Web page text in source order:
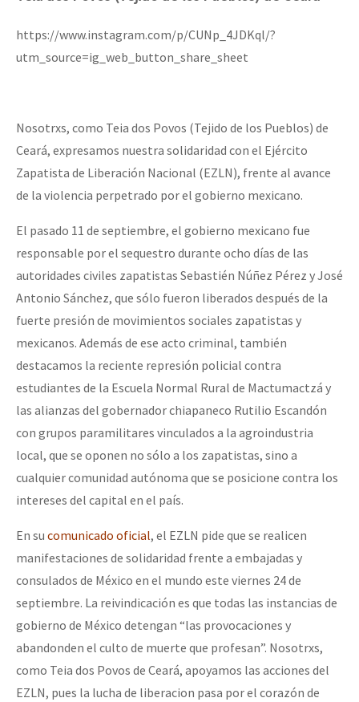
https://www.instagram.com/p/CUNp_4JDKql/?
utm_source=ig_web_button_share_sheet
Nosotrxs, como Teia dos Povos (Tejido de los Pueblos) de
Ceará, expresamos nuestra solidaridad con el Ejército
Zapatista de Liberación Nacional (EZLN), frente al avance
de la violencia perpetrado por el gobierno mexicano.
El pasado 11 de septiembre, el gobierno mexicano fue
responsable por el sequestro durante ocho días de las
autoridades civiles zapatistas Sebastién Núñez Pérez y José
Antonio Sánchez, que sólo fueron liberados después de la
fuerte presión de movimientos sociales zapatistas y
mexicanos. Además de ese acto criminal, también
destacamos la reciente represión policial contra
estudiantes de la Escuela Normal Rural de Mactumactzá y
las alianzas del gobernador chiapaneco Rutilio Escandón
con grupos paramilitares vinculados a la agroindustria
local, que se oponen no sólo a los zapatistas, sino a
cualquier comunidad autónoma que se posicione contra los
intereses del capital en el país.
En su comunicado oficial, el EZLN pide que se realicen
manifestaciones de solidaridad frente a embajadas y
consulados de México en el mundo este viernes 24 de
septiembre. La reivindicación es que todas las instancias de
gobierno de México detengan “las provocaciones y
abandonden el culto de muerte que profesan”. Nosotrxs,
como Teia dos Povos de Ceará, apoyamos las acciones del
EZLN, pues la lucha de liberacion pasa por el corazón de